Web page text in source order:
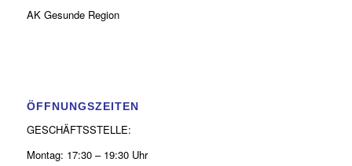
AK Gesunde Region
ÖFFNUNGSZEITEN
GESCHÄFTSSTELLE:
Montag: 17:30 – 19:30 Uhr